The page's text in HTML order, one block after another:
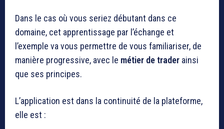
Dans le cas où vous seriez débutant dans ce
domaine, cet apprentissage par l’échange et
l’exemple va vous permettre de vous familiariser, de
manière progressive, avec le métier detrader ainsi
que ses principes.
L’application est dans la continuité de la plateforme,
elle est :